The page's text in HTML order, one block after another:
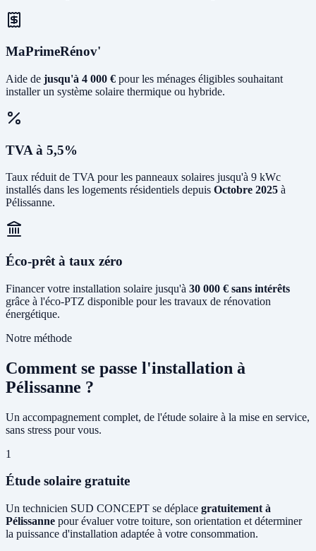
MaPrimeRénov'
Aide de jusqu'à 4 000 € pour les ménages éligibles souhaitant
installer un système solaire thermique ou hybride.
TVA à 5,5%
Taux réduit de TVA pour les panneaux solaires jusqu'à 9 kWc
installés dans les logements résidentiels depuis Octobre 2025 à
Pélissanne.
Éco-prêt à taux zéro
Financer votre installation solaire jusqu'à 30 000 € sans intérêts
grâce à l'éco-PTZ disponible pour les travaux de rénovation
énergétique.
Notre méthode
Comment se passe l'installation à
Pélissanne ?
Un accompagnement complet, de l'étude solaire à la mise en service,
sans stress pour vous.
1
Étude solaire gratuite
Un technicien SUD CONCEPT se déplace gratuitement à
Pélissanne pour évaluer votre toiture, son orientation et déterminer
la puissance d'installation adaptée à votre consommation.